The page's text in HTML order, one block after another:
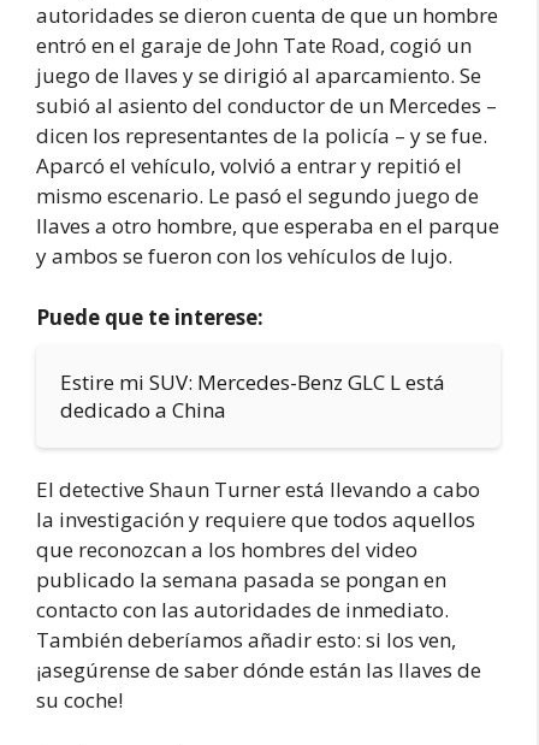
autoridades se dieron cuenta de que un hombre
entró en el garaje de John Tate Road, cogió un
juego de llaves y se dirigió al aparcamiento. Se
subió al asiento del conductor de un Mercedes –
dicen los representantes de la policía – y se fue.
Aparcó el vehículo, volvió a entrar y repitió el
mismo escenario. Le pasó el segundo juego de
llaves a otro hombre, que esperaba en el parque
y ambos se fueron con los vehículos de lujo.
Puede que te interese:
Estire mi SUV: Mercedes-Benz GLC L está
dedicado a China
El detective Shaun Turner está llevando a cabo
la investigación y requiere que todos aquellos
que reconozcan a los hombres del video
publicado la semana pasada se pongan en
contacto con las autoridades de inmediato.
También deberíamos añadir esto: si los ven,
¡asegúrense de saber dónde están las llaves de
su coche!